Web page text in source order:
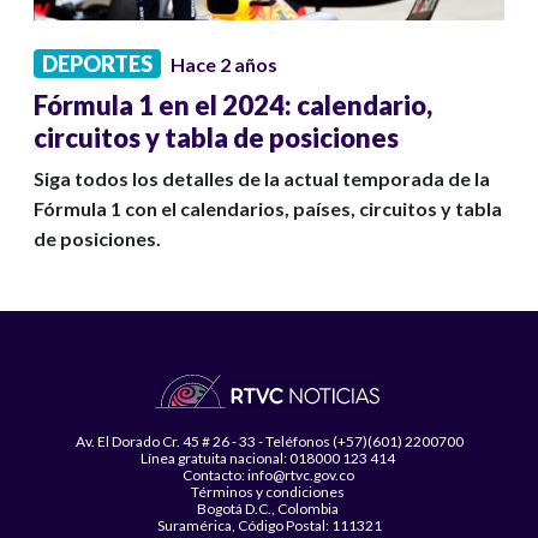
DEPORTES Hace 2 años
Fórmula 1 en el 2024: calendario,
circuitos y tabla de posiciones
Siga todos los detalles de la actual temporada de la
Fórmula 1 con el calendarios, países, circuitos y tabla
de posiciones.
Av. El Dorado Cr. 45 # 26 - 33 - Teléfonos (+57)(601) 2200700
Línea gratuita nacional: 018000 123 414
Contacto: info@rtvc.gov.co
Términos y condiciones
Bogotá D.C., Colombia
Suramérica, Código Postal: 111321